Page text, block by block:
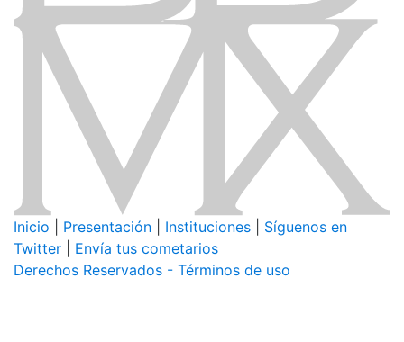
Inicio Presentación Instituciones
Síguenos en
Twitter
Envía tus cometarios
Derechos Reservados - Términos de uso